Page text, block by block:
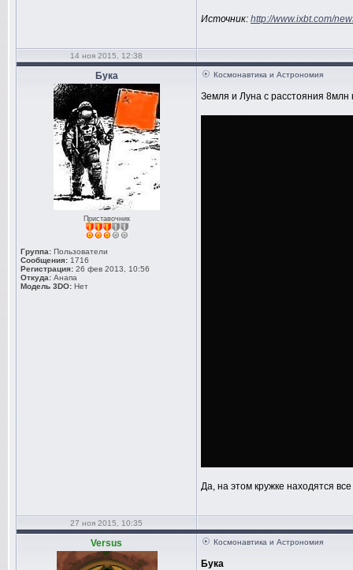
Источник: http://www.ixbt.com/
14 ноя 2015, 12:38
Бука
Приставочник
Группа: Пользователи
Сообщения: 1716
Регистрация: 26 фев 2013, 10:56
Откуда: Анапа
Модель 3DO: Нет
Космонавтика и Астрономия
Земля и Луна с расстояния 8млн
Да, на этом кружке находятся
27 ноя 2015, 10:35
Versus Космонавтика и Астрономия
Бука